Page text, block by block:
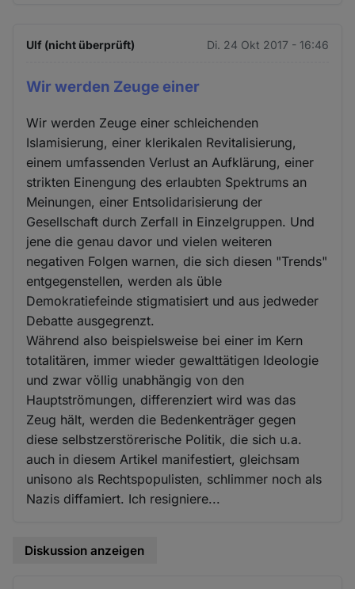
Ulf (nicht überprüft) Di. 24 Okt 2017 - 16:46
Wir werden Zeuge einer
Wir werden Zeuge einer schleichenden
Islamisierung, einer klerikalen Revitalisierung,
einem umfassenden Verlust an Aufklärung, einer
strikten Einengung des erlaubten Spektrums an
Meinungen, einer Entsolidarisierung der
Gesellschaft durch Zerfall in Einzelgruppen. Und
jene die genau davor und vielen weiteren
negativen Folgen warnen, die sich diesen "Trends"
entgegenstellen, werden als üble
Demokratiefeinde stigmatisiert und aus jedweder
Debatte ausgegrenzt.
Während also beispielsweise bei einer im Kern
totalitären, immer wieder gewalttätigen Ideologie
und zwar völlig unabhängig von den
Hauptströmungen, differenziert wird was das
Zeug hält, werden die Bedenkenträger gegen
diese selbstzerstörerische Politik, die sich u.a.
auch in diesem Artikel manifestiert, gleichsam
unisono als Rechtspopulisten, schlimmer noch als
Nazis diffamiert. Ich resigniere...
Diskussion anzeigen